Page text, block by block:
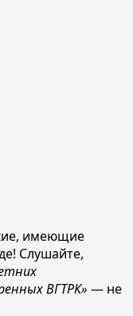
имеющие
Слушайте,
ВГТРК» — не